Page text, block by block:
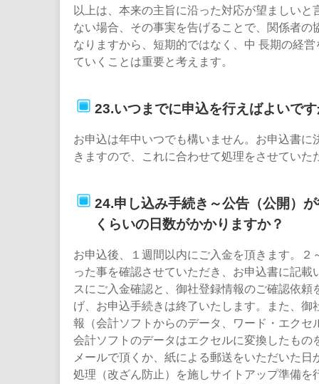
以上は、本来の主旨に沿った対応が望ましいと
ない場合、その事実を告げることで、関係者の
なりますから、短期的ではなく、中 長期の経
ていくことは重要と考えます。
23.いつまでに申込を行えばよいで
お申込は年中いつでも構いません。お申込書に
きますので、これに合わせて処理をさせていた
24.申し込み手続き～公告（公開）
くらいの日数がかかりますか？
お申込後、１週間以内にご入金を頂きます。２
った事を確認させていただき、お申込書に記載
スにご入金確認と、御社登録情報のご確認依頼
げ、お申込手続きは終了いたします。また、御
報（会計ソフトからのデータ、ワード・エクセ
会計ソフトのデータはエクセルに変換したもの
メールで頂くか、紙による郵送をいただいた
処理（改ざん防止）を施しサイトアップ準備を